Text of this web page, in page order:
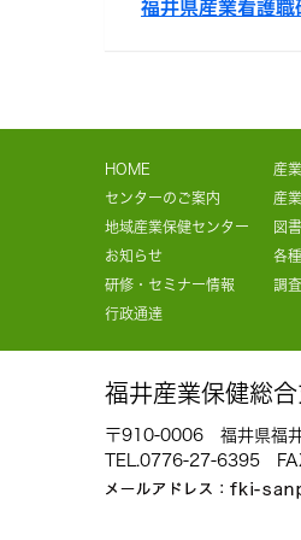
福井県産業看護職
HOME
センターのご案内
地域産業保健センター
お知らせ
研修・セミナー情報
行政通達
産
産
図
各
調
福井産業保健総
〒910-0006 福井県福
TEL.0776-27-6395